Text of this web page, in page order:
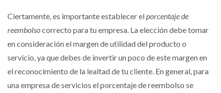
Ciertamente, es importante establecer el porcentaje de
reembolsocorrecto para tu empresa. La elección debe tomar
en consideración el margen de utilidad del producto o
servicio, ya que debes de invertir un poco de este margen en
el reconocimiento de la lealtad de tu cliente. En general, para
una empresa de servicios el porcentaje de reembolso se